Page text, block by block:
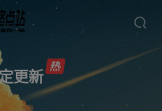
更新